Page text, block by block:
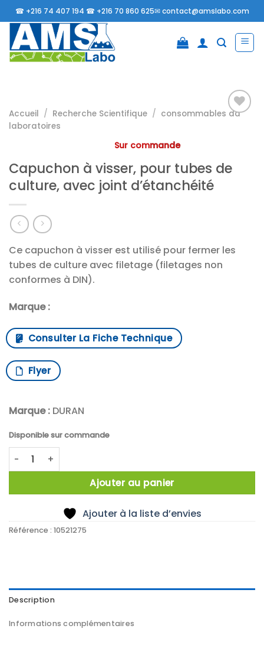
Passer
au
contenu
☎ +216 74 407 194 ☎ +216 70 860 625✉contact@amslabo.com
liste
d’envies
Accueil / Recherche Scientifique / consommables da
laboratoires
Sur commande
Capuchon à visser, pour tubes de
culture, avec joint d’étanchéité
Ce capuchon à visser est utilisé pour fermer les
tubes de culture avec filetage (filetages non
conformes à DIN).
Marque :
Consulter La Fiche Technique
Flyer
Marque : DURAN
Disponible sur commande
quantité de Capuchon à visser, pour tubes de culture,
Ajouter au panier
Ajouter à la liste d’envies
Référence : 10521275
Description
Informations complémentaires